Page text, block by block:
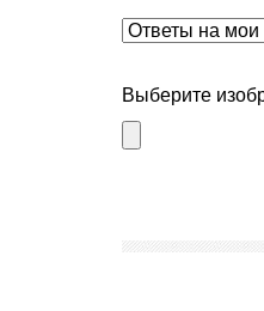
Выберите